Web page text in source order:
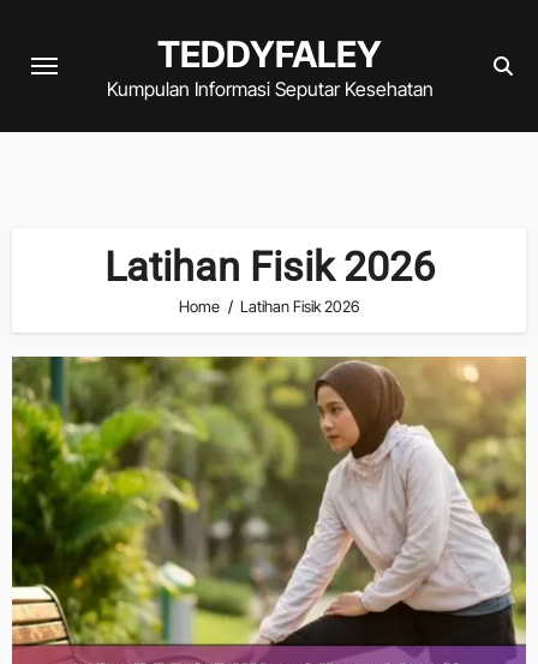
TEDDYFALEY
Kumpulan Informasi Seputar Kesehatan
Latihan Fisik 2026
Home Latihan Fisik 2026